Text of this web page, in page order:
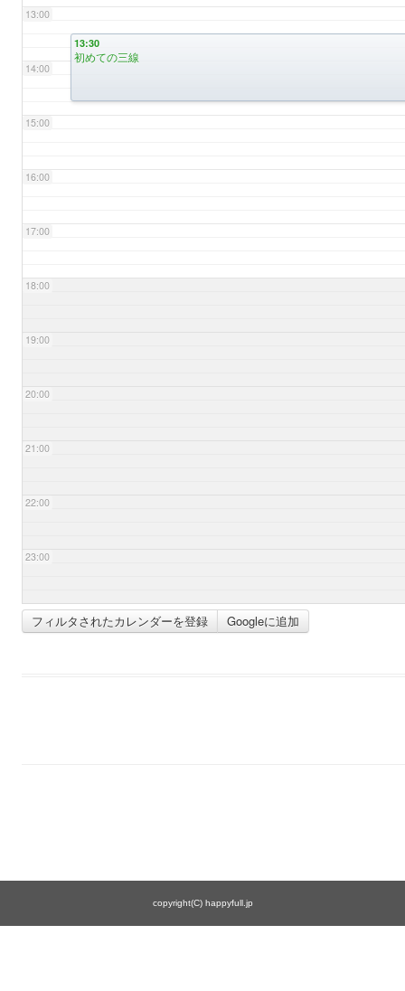
13:00
14:00
15:00
16:00
17:00
18:00
19:00
20:00
21:00
22:00
23:00
13:30
初めての三線
フィルタされたカレンダーを登録 Googleに追加
copyright(C) happyfull.jp